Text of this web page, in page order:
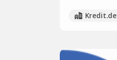
Kredit.de